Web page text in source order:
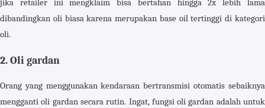
jika retailer ini mengklaim bisa bertahan hingga 2x lebih lama
dibandingkan oli biasa karena merupakan base oil tertinggi di kategori
oli.
2. Oli gardan
Orang yang menggunakan kendaraan bertransmisi otomatis sebaiknya
mengganti oli gardan secara rutin. Ingat, fungsi oli gardan adalah untuk